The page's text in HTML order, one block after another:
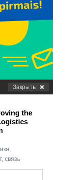
Закрыть
the
,
связь